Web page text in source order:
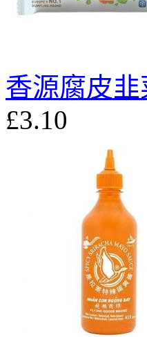
香源腐皮韭
£3.10